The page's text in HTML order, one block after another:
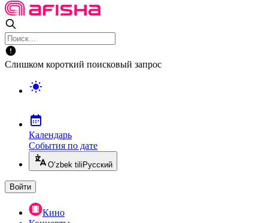
Слишком короткий поисковый запрос
Календарь
События по дате
O’zbek tili Русский
Войти
Кино